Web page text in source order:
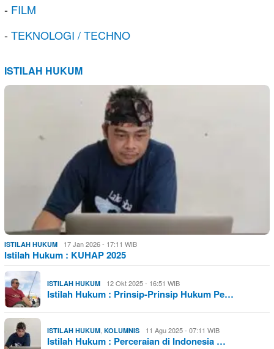
- FILM
-TEKNOLOGI / TECHNO
ISTILAH HUKUM
ISTILAH HUKUM 17 Jan 2026 - 17:11 WIB
Istilah Hukum : KUHAP 2025
ISTILAH HUKUM 12 Okt 2025 - 16:51 WIB
Istilah Hukum : Prinsip-Prinsip Hukum Pe…
ISTILAH HUKUM, KOLUMNIS 11 Agu 2025 - 07:11 WIB
Istilah Hukum : Perceraian di Indonesia …